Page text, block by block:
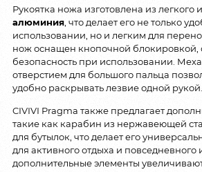
Рукоятка ножа изготовлена из легкого
алюминия , что делает его не только
использовании, но и легким для
нож оснащен кнопочной
безопасность при использовании.
отверстием для большого пальца
удобно раскрывать лезвие одной рукой.
CIVIVI Pragma также предлагает
такие как карабин из нержавеющей
для бутылок, что делает его
для активного отдыха и повседневного
дополнительные элементы